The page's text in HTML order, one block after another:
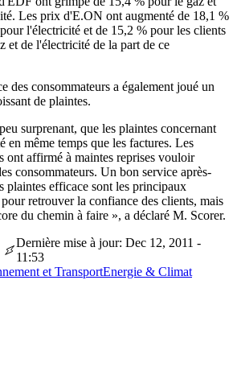
Les prix d'E.ON ont augmenté de 18,1 %
l'électricité et de 15,2 % pour les clients
et de l'électricité de la part de ce
des consommateurs a également joué un
de plaintes.
surprenant, que les plaintes concernant
en même temps que les factures. Les
ont affirmé à maintes reprises vouloir
consommateurs. Un bon service après-
plaintes efficace sont les principaux
retrouver la confiance des clients, mais
du chemin à faire », a déclaré M. Scorer.
Dernière mise à jour: Dec 12, 2011 -
11:53
et TransportEnergie & Climat